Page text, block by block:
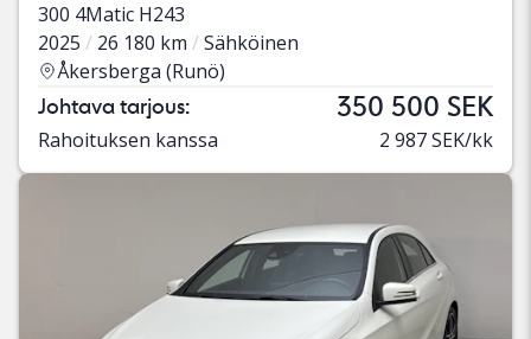
300 4Matic H243
2025
26 180 km
Sähköinen
Åkersberga (Runö)
Johtava tarjous: 350 500 SEK
Rahoituksen kanssa 2 987 SEK/kk